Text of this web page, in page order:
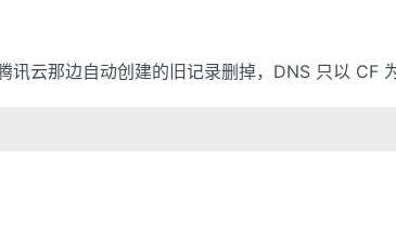
云那边自动创建的旧记录删掉，DNS 只以 CF 为